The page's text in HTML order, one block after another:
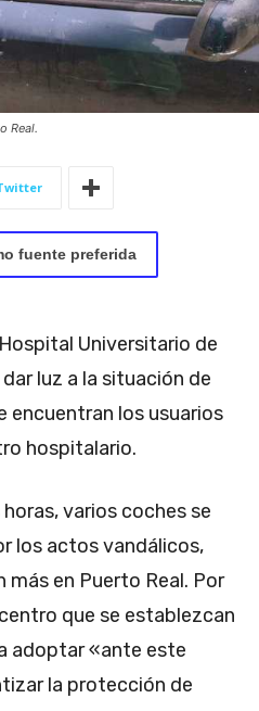
Real.
fuente preferida
Universitario de
luz a la situación de
encuentran los usuarios
hospitalario.
varios coches se
los actos vandálicos,
en Puerto Real. Por
que se establezcan
adoptar «ante este
la protección de